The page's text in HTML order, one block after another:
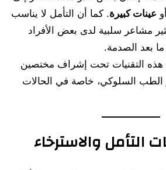
أو عينات كبيرة. كما أن التأمل لا يناسب
مشاعر سلبية لدى بعض الأفراد
بعد الصدمة.
التقنيات تحت إشراف مختصين
الطب السلوكي، خاصة في الحالات
التأمل والاسترخاء